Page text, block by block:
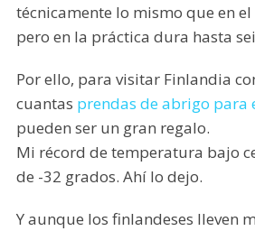
técnicamente lo mismo que en
pero en la práctica dura hasta
Por ello, para visitar Finlandia
cuantas prendas de abrigo para
pueden ser un gran regalo.
Mi récord de temperatura bajo
de -32 grados. Ahí lo dejo.
Y aunque los finlandeses lleven